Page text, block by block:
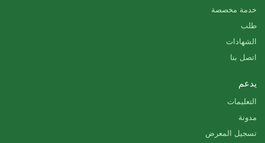
خدمة مخصصة
طلب
الشهادات
اتصل بنا
يدعم
التعليمات
مدونة
تسجيل المعرض